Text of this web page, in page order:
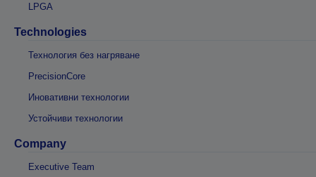
LPGA
Technologies
Технология без нагряване
PrecisionCore
Иновативни технологии
Устойчиви технологии
Company
Executive Team